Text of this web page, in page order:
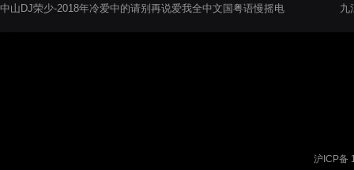
中山DJ荣少-2018年冷爱中的请别再说爱我全中文国粤语慢摇电
九
沪ICP备